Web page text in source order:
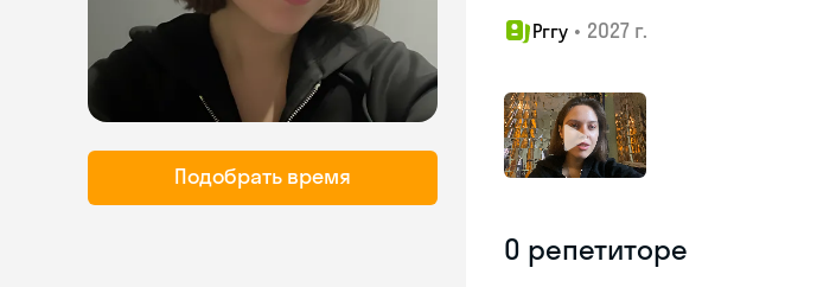
Подобрать время
Рггу • 2027 г.
О репетиторе